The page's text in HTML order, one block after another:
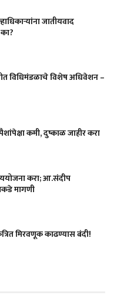
जातीयवाद
विधिमंडळाचे विशेष अधिवेशन –
कमी, दुष्काळ जाहीर करा
करा; आ.संदीप
मागणी
मिरवणूक काढण्यास बंदी!